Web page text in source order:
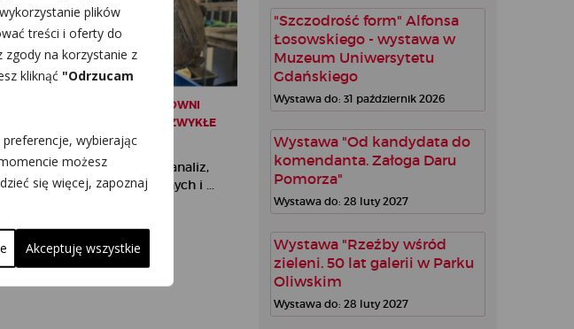
plików
treści i oferty do
zgody na korzystanie z
kliknąć "Odrzucam
wybierając
możesz
się więcej, zapoznaj
Akceptuję wszystkie
BUDOWA ELEKTROWNI
JĄDROWEJ I... NIEZWYKŁE
ODKRYCIE
Po wielu latach analiz,
prac koncepcyjnych i ...
POKAŻ WIĘCEJ
"Szczodrość form" Alfonsa
Łosowskiego - wystawa w
Muzeum Uniwersytetu
Gdańskiego
Wystawa do: 31 październik 2026
Wystawa "Od kandydata do
komendanta. Załoga Daru
Pomorza"
Wystawa do: 28 luty 2027
Wystawa "Rzeźby wśród
zieleni. 50 lat galerii w Parku
Oliwskim
Wystawa do: 28 luty 2027